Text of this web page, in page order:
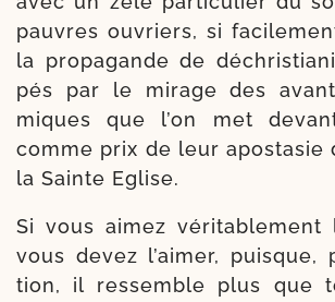
pauvres ouvriers, si
la pro­pa­gande de
pés par le mirage des
miques que l’on met
comme prix de leur apos­tasie
la Sainte Eglise.
Si vous aimez véri­ta­ble­ment
vous devez l’aimer,
tion, il res­semble plus que